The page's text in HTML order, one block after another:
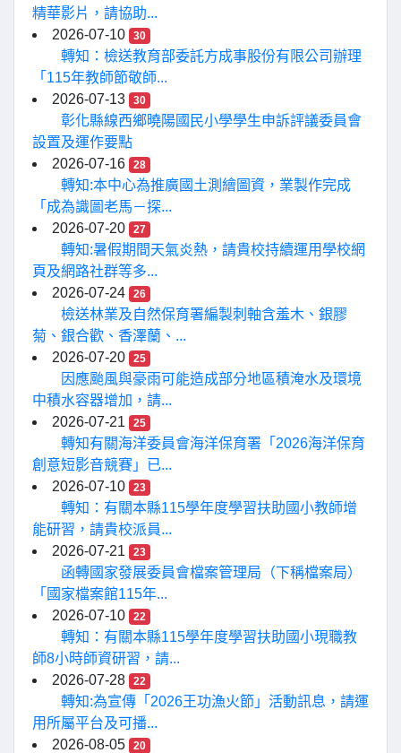
精華影片，請協助...
2026-07-10
30
轉知：檢送教育部委託方成事股份有限公司辦理
「115年教師節敬師...
2026-07-13
30
彰化縣線西鄉曉陽國民小學學生申訴評議委員會
設置及運作要點
2026-07-16
28
轉知:本中心為推廣國土測繪圖資，業製作完成
「成為識圖老馬－探...
2026-07-20
27
轉知:暑假期間天氣炎熱，請貴校持續運用學校網
頁及網路社群等多...
2026-07-24
26
檢送林業及自然保育署編製刺軸含羞木、銀膠
菊、銀合歡、香澤蘭、...
2026-07-20
25
因應颱風與豪雨可能造成部分地區積淹水及環境
中積水容器增加，請...
2026-07-21
25
轉知有關海洋委員會海洋保育署「2026海洋保育
創意短影音競賽」已...
2026-07-10
23
轉知：有關本縣115學年度學習扶助國小教師增
能研習，請貴校派員...
2026-07-21
23
函轉國家發展委員會檔案管理局（下稱檔案局）
「國家檔案館115年...
2026-07-10
22
轉知：有關本縣115學年度學習扶助國小現職教
師8小時師資研習，請...
2026-07-28
22
轉知:為宣傳「2026王功漁火節」活動訊息，請運
用所屬平台及可播...
2026-08-05
20